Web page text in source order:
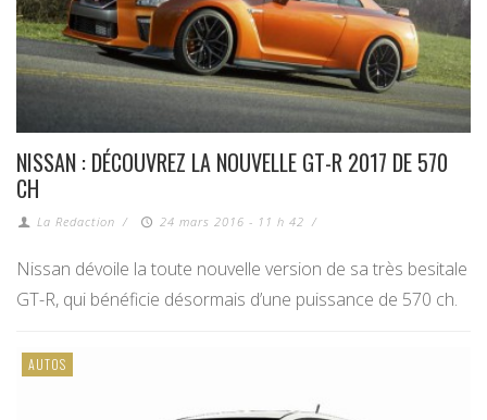
NISSAN : DÉCOUVREZ LA NOUVELLE GT-R 2017 DE 570
CH
La Redaction / 24 mars 2016 - 11 h 42 /
Nissan dévoile la toute nouvelle version de sa très besitale
GT-R, qui bénéficie désormais d’une puissance de 570 ch.
AUTOS